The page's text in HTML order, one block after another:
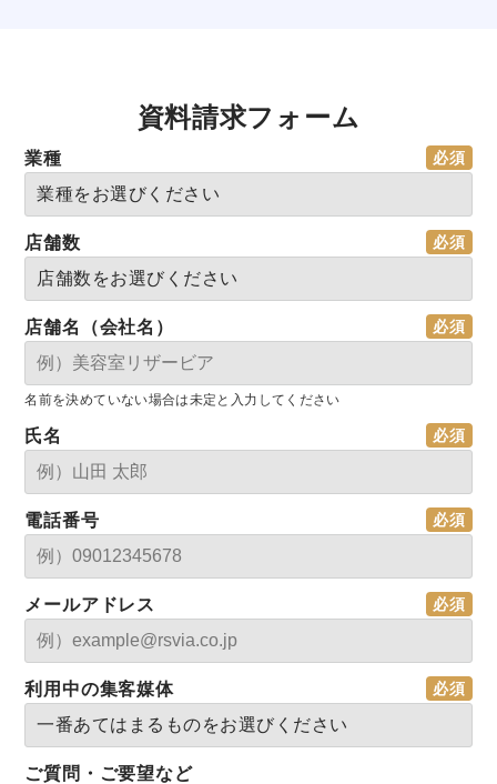
資料請求フォーム
業種
店舗数
店舗名（会社名）
名前を決めていない場合は未定と入力してください
氏名
電話番号
メールアドレス
利用中の集客媒体
ご質問・ご要望など